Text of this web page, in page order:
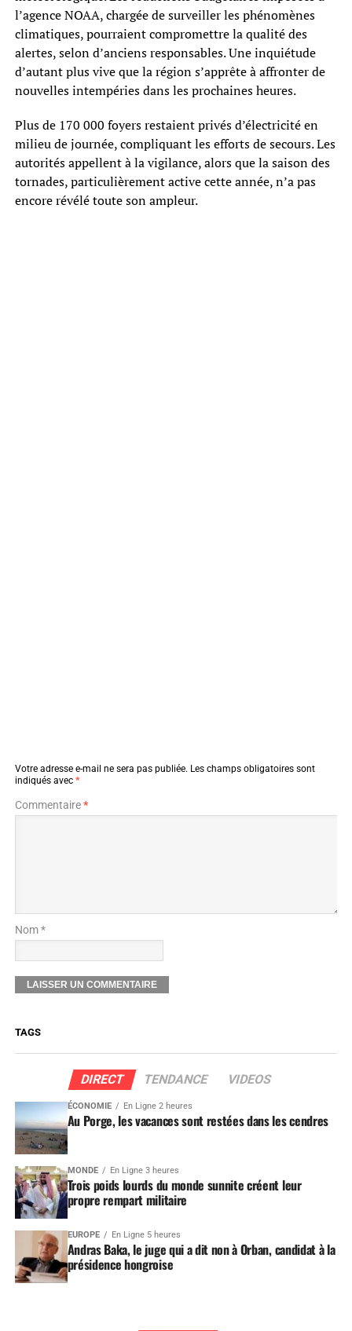
l’agence NOAA, chargée de surveiller les phénomènes
climatiques, pourraient compromettre la qualité des
alertes, selon d’anciens responsables. Une inquiétude
d’autant plus vive que la région s’apprête à affronter de
nouvelles intempéries dans les prochaines heures.
Plus de 170 000 foyers restaient privés d’électricité en
milieu de journée, compliquant les efforts de secours. Les
autorités appellent à la vigilance, alors que la saison des
tornades, particulièrement active cette année, n’a pas
encore révélé toute son ampleur.
Votre adresse e-mail ne sera pas publiée. Les champs obligatoires sont
indiqués avec *
Commentaire*
Nom *
TAGS
DIRECT TENDANCE VIDEOS
ÉCONOMIE En Ligne 2 heures
Au Porge, les vacances sont restées dans les cendres
MONDE En Ligne 3 heures
Trois poids lourds du monde sunnite créent leur
propre rempart militaire
EUROPE En Ligne 5 heures
Andras Baka, le juge qui a dit non à Orban, candidat à la
présidence hongroise